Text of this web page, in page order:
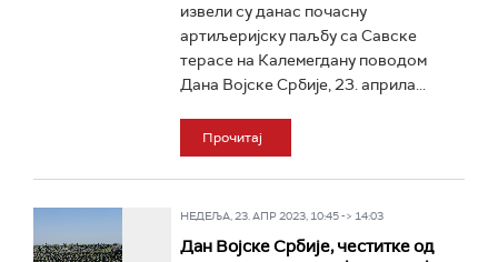
извели су данас почасну
артиљеријску паљбу са Савске
терасе на Калемегдану поводом
Дана Војске Србије, 23. априла...
Прочитај
НЕДЕЉА, 23. АПР 2023, 10:45 -> 14:03
Дан Војске Србије, честитке од